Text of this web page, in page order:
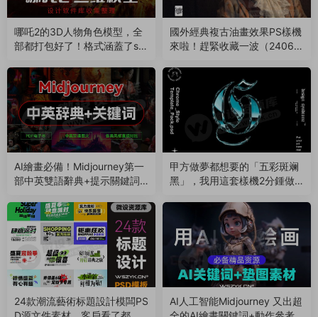
哪吒2的3D人物角色模型，全
部都打包好了！格式涵蓋了st
國外經典複古油畫效果PS樣機
來啦！趕緊收藏一波（24060
AI繪畫必備！Midjourney第一
部中英雙語辭典+提示關鍵詞P
甲方做夢都想要的「五彩斑斓
黑」，我用這套樣機2分鍾做
24款潮流藝術标題設計模闆PS
AI人工智能Midjourney 又出超